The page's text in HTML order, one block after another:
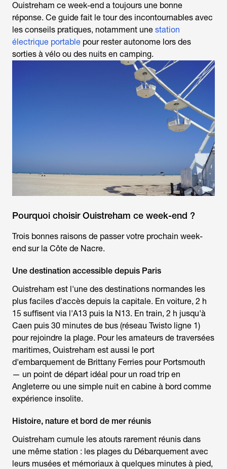
Ouistreham ce week-end a toujours une bonne
réponse. Ce guide fait le tour des incontournables avec
les conseils pratiques, notamment une station
électrique portable pour rester autonome lors des
sorties à vélo ou des nuits en camping.
Pourquoi choisir Ouistreham ce week-end ?
Trois bonnes raisons de passer votre prochain week-
end sur la Côte de Nacre.
Une destination accessible depuis Paris
Ouistreham est l'une des destinations normandes les
plus faciles d'accès depuis la capitale. En voiture, 2 h
15 suffisent via l'A13 puis la N13. En train, 2 h jusqu'à
Caen puis 30 minutes de bus (réseau Twisto ligne 1)
pour rejoindre la plage. Pour les amateurs de traversées
maritimes, Ouistreham est aussi le port
d'embarquement de Brittany Ferries pour Portsmouth
— un point de départ idéal pour un road trip en
Angleterre ou une simple nuit en cabine à bord comme
expérience insolite.
Histoire, nature et bord de mer réunis
Ouistreham cumule les atouts rarement réunis dans
une même station : les plages du Débarquement avec
leurs musées et mémoriaux à quelques minutes à pied,